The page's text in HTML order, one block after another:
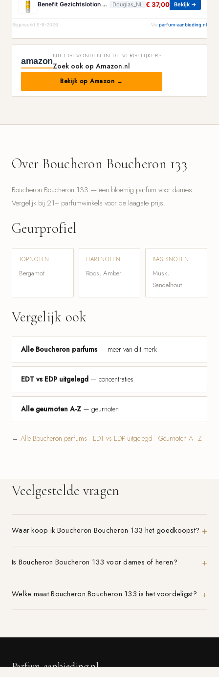
Benefit Gezichtslotion The POREfessional Gezichtstoner Unisex 133ml Douglas_NL € 37,00 Bekijk →
Bijgewerkt 9-8-2026 Via parfum-aanbieding.nl
amazon
NIET GEVONDEN IN DE VERGELIJKER?
Zoek ook op Amazon.nl
Bekijk op Amazon →
Over Boucheron Boucheron 133
Boucheron Boucheron 133 — een bloemig parfum voor dames.
Vergelijk bij 21+ parfumwinkels voor de laagste prijs.
Geurprofiel
TOPNOTEN
Bergamot
HARTNOTEN
Roos, Amber
BASISNOTEN
Musk,
Sandelhout
Vergelijk ook
Alle Boucheron parfums — meer van dit merk
EDT vs EDP uitgelegd — concentraties
Alle geurnoten A-Z — geurnoten
← Alle Boucheron parfums · EDT vs EDP uitgelegd · Geurnoten A–Z
Veelgestelde vragen
Waar koop ik Boucheron Boucheron 133 het goedkoopst?
Is Boucheron Boucheron 133 voor dames of heren?
Welke maat Boucheron Boucheron 133 is het voordeligst?
Parfum-aanbieding.nl